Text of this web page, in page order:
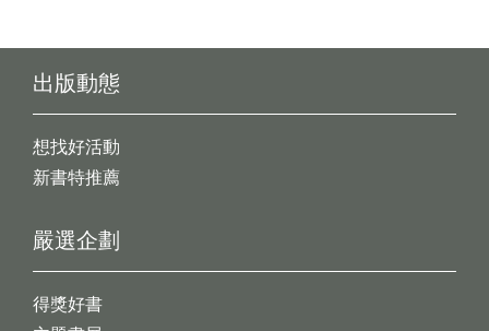
出版動態
想找好活動
新書特推薦
嚴選企劃
得獎好書